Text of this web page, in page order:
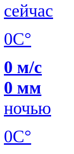
сейчас
0C°
0 м/с
0 мм
ночью
0C°